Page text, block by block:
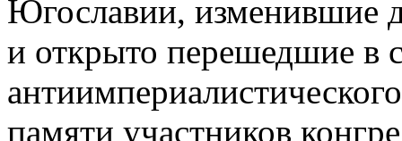
Югославии, изменившие
и открыто перешедшие в
памяти участников